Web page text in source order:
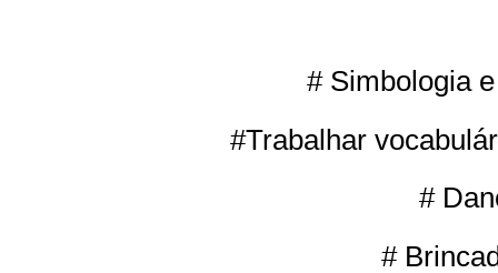
# Simbologia
#Trabalhar
#
#